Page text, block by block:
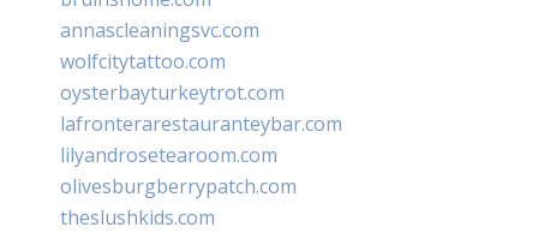
annascleaningsvc.com
wolfcitytattoo.com
oysterbayturkeytrot.com
lafronterarestauranteybar.com
lilyandrosetearoom.com
olivesburgberrypatch.com
theslushkids.com